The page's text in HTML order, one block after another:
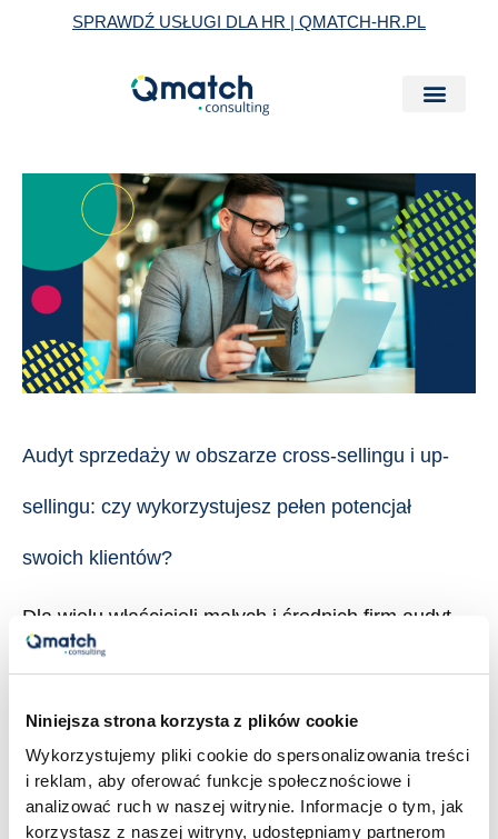
Niniejsza strona korzysta z plików cookie
Wykorzystujemy pliki cookie do spersonalizowania treści
i reklam, aby oferować funkcje społecznościowe i
analizować ruch w naszej witrynie. Informacje o tym, jak
korzystasz z naszej witryny, udostępniamy partnerom
SPRAWDŹ USŁUGI DLA HR | QMATCH-HR.PL
Audyt sprzedaży w obszarze cross-sellingu i up-
sellingu: czy wykorzystujesz pełen potencjał
swoich klientów?
Dla wielu właścicieli małych i średnich firm audyt
sprzedaży kojarzy się z przeglądem lejka, analizą
konwersji i oceną pracy handlowców. I słusznie, to
ważne elementy. Ale jest jeden obszar, który w
większości audytów sprzedażowych albo pojawia
się marginalnie, albo w ogóle go nie ma: cross-
selling i up-selling. Czyli sprzedaż dodatkowa do
sprzedaży
obszarze
cross-
sellingu
i
sellingu:
wykorzystujesz
swoich
klientów?